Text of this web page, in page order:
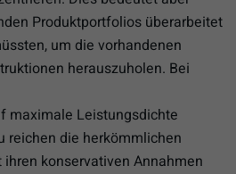
Produktportfolios überarbeitet
um die vorhandenen
herauszuholen. Bei
maximale Leistungsdichte
reichen die herkömmlichen
konservativen Annahmen